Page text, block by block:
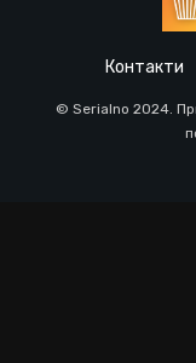
Контакти
© Serialno 2024.